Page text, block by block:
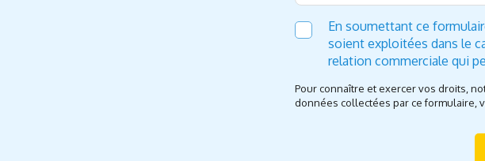
En soumettant ce
soient exploitées dans le
relation commerciale qui
Pour connaître et exercer vos droits,
données collectées par ce formulaire,